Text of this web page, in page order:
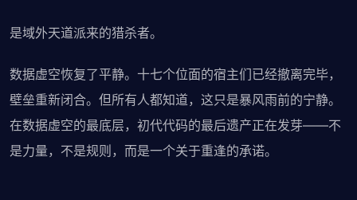
是域外天道派来的猎杀者。
数据虚空恢复了平静。十七个位面的宿主们已经撤离完毕，
壁垒重新闭合。但所有人都知道，这只是暴风雨前的宁静。
在数据虚空的最底层，初代代码的最后遗产正在发芽——不
是力量，不是规则，而是一个关于重逢的承诺。